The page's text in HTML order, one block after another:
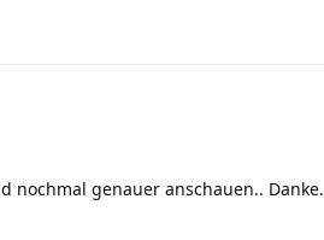
nochmal genauer anschauen.. Danke.